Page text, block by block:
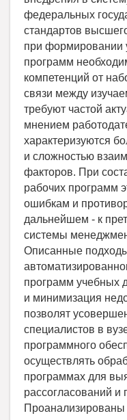
федеральных
стандартов
при формировании
программ
компетенций от
связи между
требуют частой
мнением
характеризуются
и сложностью
факторов. При
рабочих программ
ошибкам и
дальнейшем - к
системы
Описанные
программ учебных
и минимизация
позволят
специалистов в
программного
осуществлять
программах для
рассогласований и